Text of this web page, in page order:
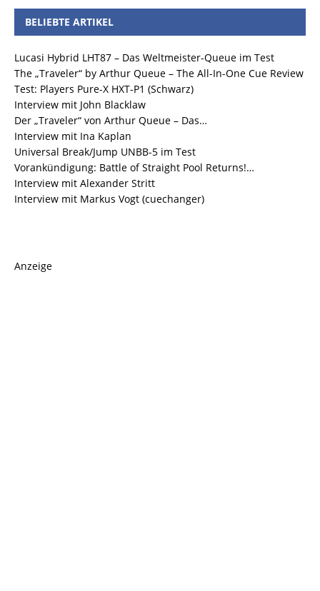
BELIEBTE ARTIKEL
Lucasi Hybrid LHT87 – Das Weltmeister-Queue im Test
The „Traveler“ by Arthur Queue – The All-In-One Cue Review
Test: Players Pure-X HXT-P1 (Schwarz)
Interview mit John Blacklaw
Der „Traveler“ von Arthur Queue – Das…
Interview mit Ina Kaplan
Universal Break/Jump UNBB-5 im Test
Vorankündigung: Battle of Straight Pool Returns!…
Interview mit Alexander Stritt
Interview mit Markus Vogt (cuechanger)
Anzeige